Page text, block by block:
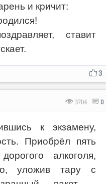
и кричит:
ставит
3
3704 0
к экзамену,
Приобрёл пять
алкоголя,
уложив тару с